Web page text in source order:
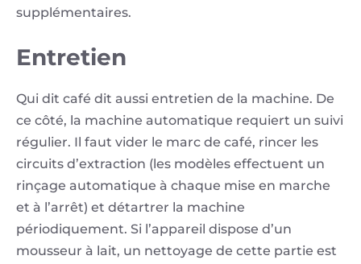
supplémentaires.
Entretien
Qui dit café dit aussi entretien de la machine. De
ce côté, la machine automatique requiert un suivi
régulier. Il faut vider le marc de café, rincer les
circuits d’extraction (les modèles effectuent un
rinçage automatique à chaque mise en marche
et à l’arrêt) et détartrer la machine
périodiquement. Si l’appareil dispose d’un
mousseur à lait, un nettoyage de cette partie est